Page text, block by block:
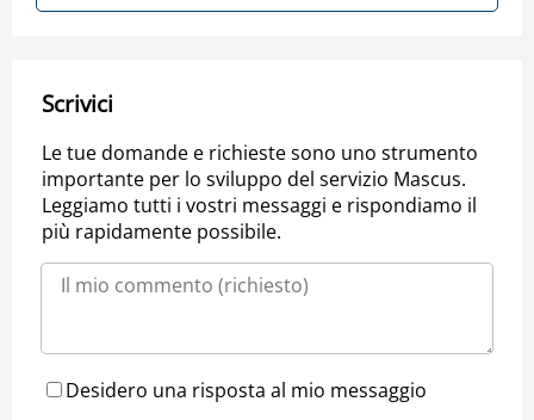
Scrivici
Le tue domande e richieste sono uno strumento
importante per lo sviluppo del servizio Mascus.
Leggiamo tutti i vostri messaggi e rispondiamo il
più rapidamente possibile.
Desidero una risposta al mio messaggio